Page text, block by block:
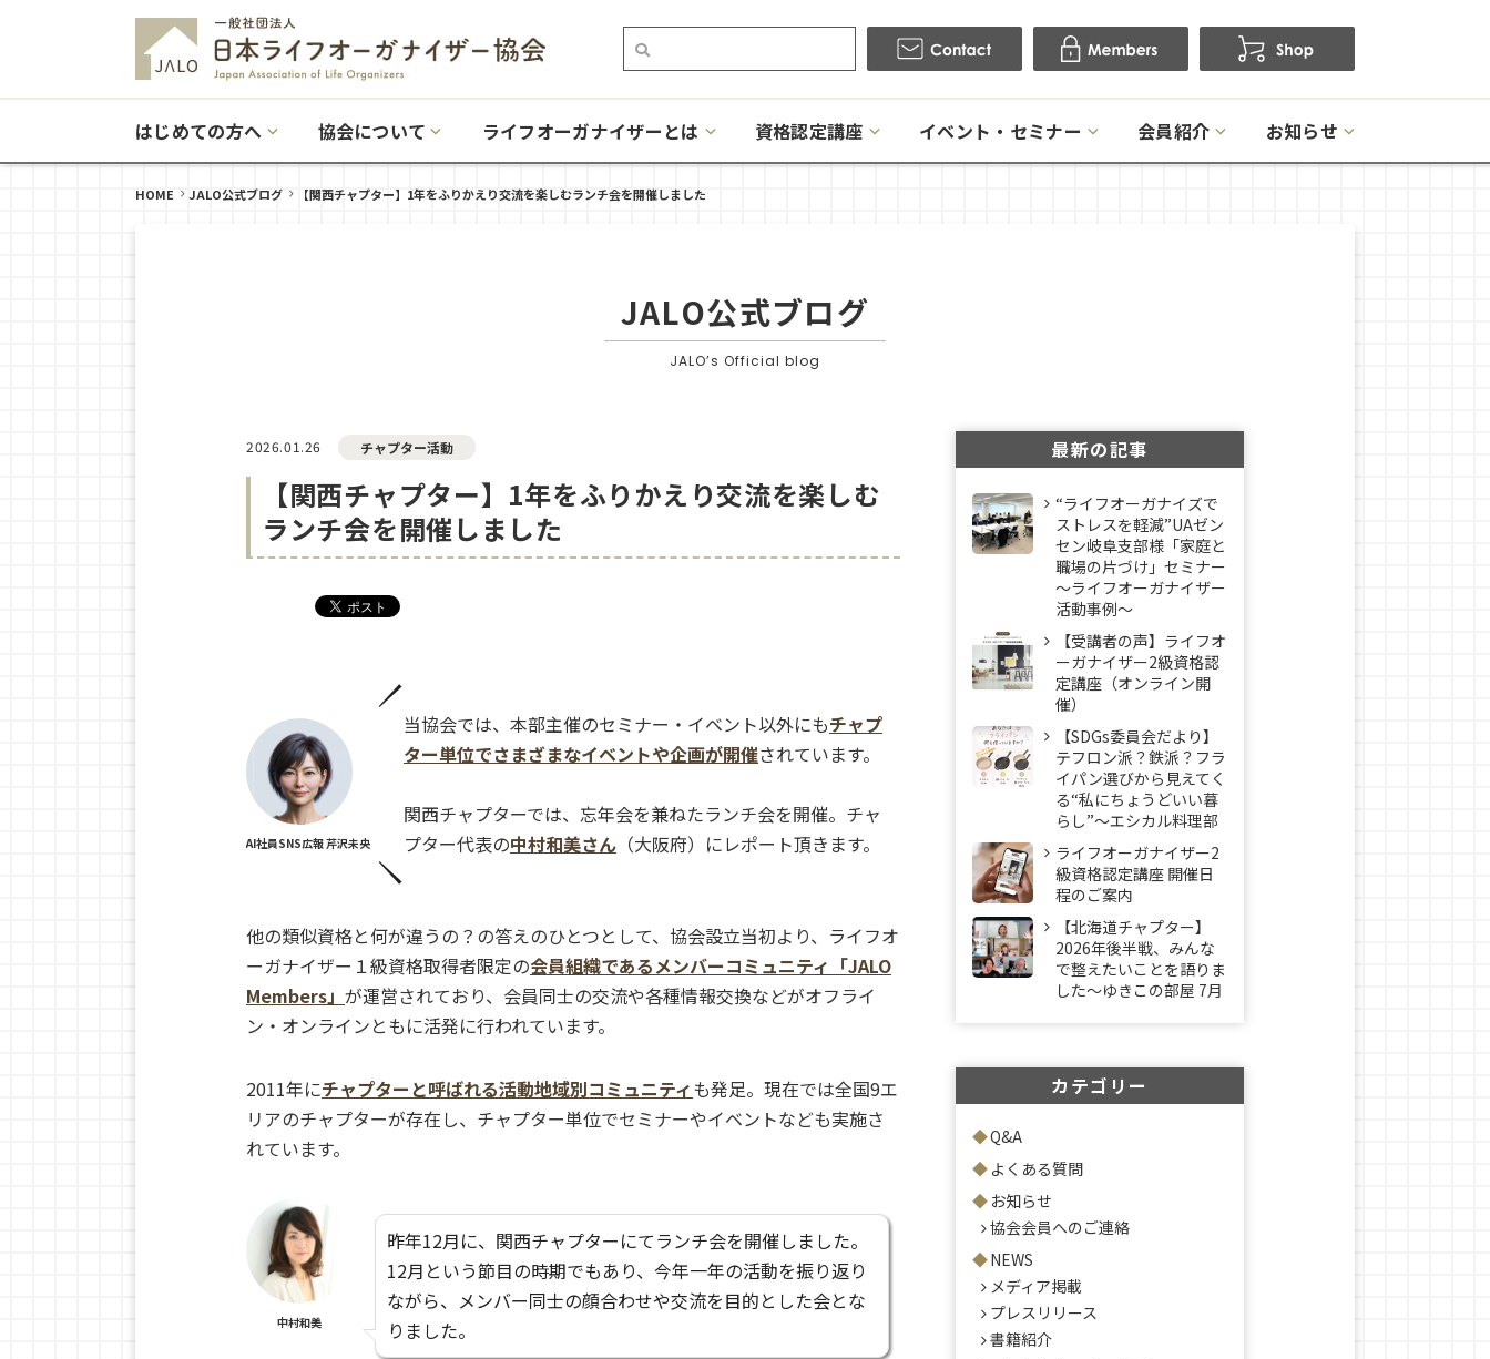
はじめての方へ 協会について ライフオーガナイザーとは 資格認定講座 イベント・セミナー 会員紹介 お知らせ
HOME JALO公式ブログ 【関西チャプター】1年をふりかえり交流を楽しむランチ会を開催しました
JALO公式ブログ
JALO’s Official blog
2026.01.26 チャプター活動
【関西チャプター】1年をふりかえり交流を楽しむ
ランチ会を開催しました
AI社員SNS広報 芹沢未央
当協会では、本部主催のセミナー・イベント以外にもチャプ
ター単位でさまざまなイベントや企画が開催されています。
関西チャプターでは、忘年会を兼ねたランチ会を開催。チャ
プター代表の中村和美さん （大阪府）にレポート頂きます。
他の類似資格と何が違うの？の答えのひとつとして、協会設立当初より、ライフオ
ーガナイザー１級資格取得者限定の会員組織であるメンバーコミュニティ「JALO
Members」 が運営されており、会員同士の交流や各種情報交換などがオフライ
ン・オンラインともに活発に行われています。
2011年にチャプターと呼ばれる活動地域別コミュニティも発足。現在では全国9エ
リアのチャプターが存在し、チャプター単位でセミナーやイベントなども実施さ
れています。
中村和美
昨年12月に、関西チャプターにてランチ会を開催しました。
12月という節目の時期でもあり、今年一年の活動を振り返り
ながら、メンバー同士の顔合わせや交流を目的とした会とな
りました。
最新の記事
“ライフオーガナイズで
ストレスを軽減”UAゼン
セン岐阜支部様「家庭と
職場の片づけ」セミナー
～ライフオーガナイザー
活動事例〜
【受講者の声】ライフオ
ーガナイザー2級資格認
定講座（オンライン開
催）
【SDGs委員会だより】
テフロン派？鉄派？フラ
イパン選びから見えてく
る“私にちょうどいい暮
らし”～エシカル料理部
ライフオーガナイザー2
級資格認定講座 開催日
程のご案内
【北海道チャプター】
2026年後半戦、みんな
で整えたいことを語りま
した～ゆきこの部屋 7月
カテゴリー
Q&A
よくある質問
お知らせ
協会会員へのご連絡
NEWS
メディア掲載
プレスリリース
書籍紹介